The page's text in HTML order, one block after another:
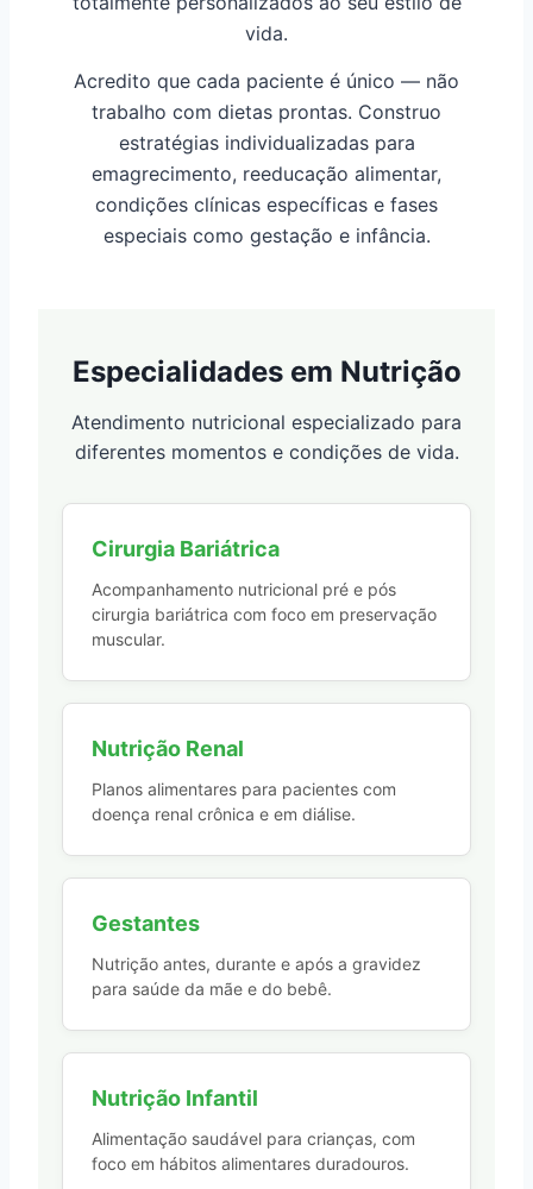
vida.
Acredito que cada paciente é único — não
trabalho com dietas prontas. Construo
estratégias individualizadas para
emagrecimento, reeducação alimentar,
condições clínicas específicas e fases
especiais como gestação e infância.
Especialidades em Nutrição
Atendimento nutricional especializado para
diferentes momentos e condições de vida.
Cirurgia Bariátrica
Acompanhamento nutricional pré e pós
cirurgia bariátrica com foco em preservação
muscular.
Nutrição Renal
Planos alimentares para pacientes com
doença renal crônica e em diálise.
Gestantes
Nutrição antes, durante e após a gravidez
para saúde da mãe e do bebê.
Nutrição Infantil
Alimentação saudável para crianças, com
foco em hábitos alimentares duradouros.